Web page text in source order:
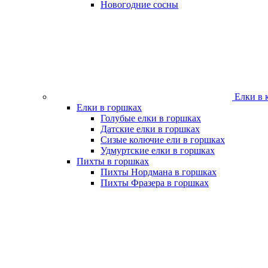
Новогодние сосны
Елки в
Елки в горшках
Голубые елки в горшках
Датские елки в горшках
Сизые колючие ели в горшках
Удмуртские елки в горшках
Пихты в горшках
Пихты Нордмана в горшках
Пихты Фразера в горшках